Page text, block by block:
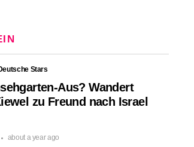
Stars
Aus? Wandert
zu Freund nach Israel
about a year ago